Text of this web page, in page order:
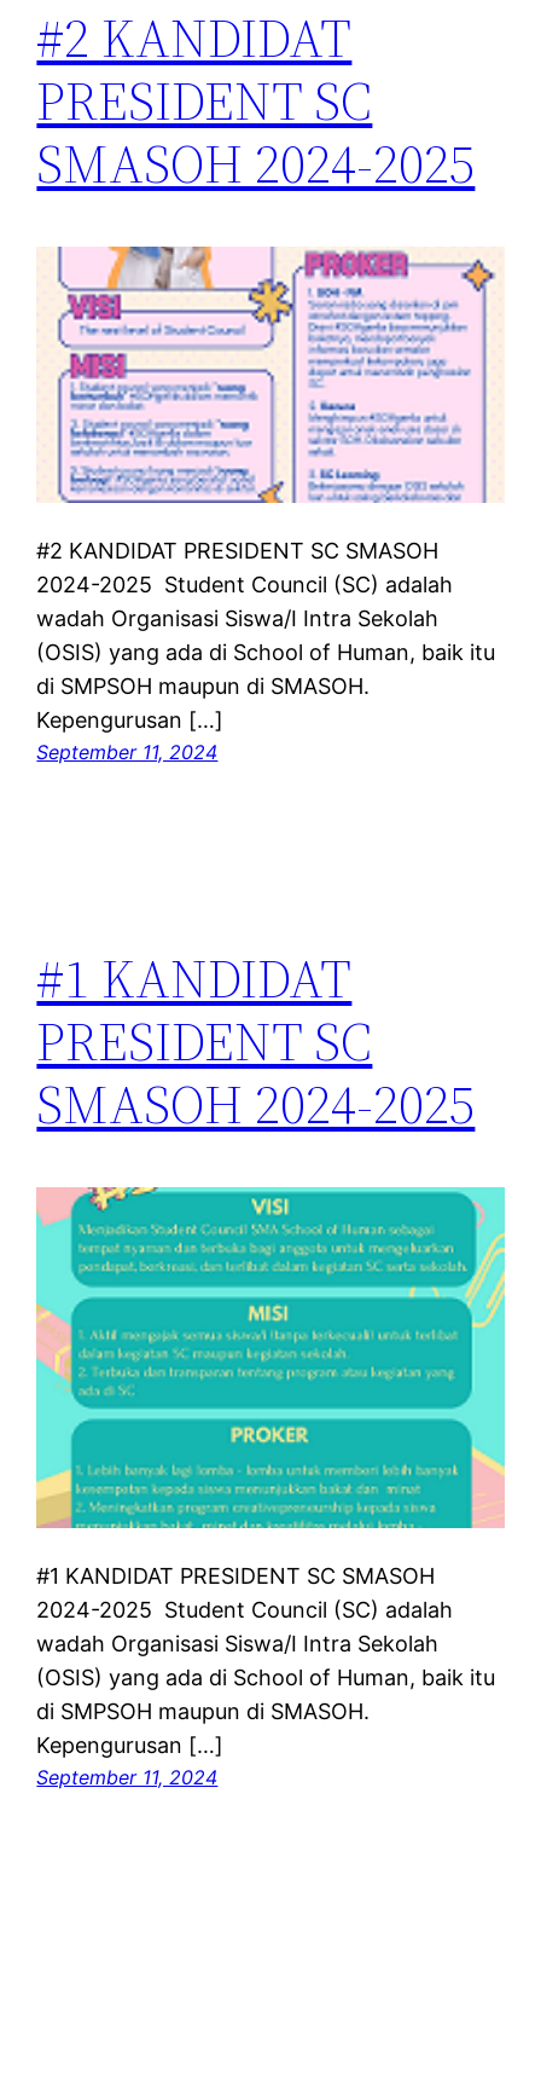
#2 KANDIDAT
PRESIDENT SC
SMASOH 2024-2025
#2 KANDIDAT PRESIDENT SC SMASOH
2024-2025 Student Council (SC) adalah
wadah Organisasi Siswa/I Intra Sekolah
(OSIS) yang ada di School of Human, baik itu
di SMPSOH maupun di SMASOH.
Kepengurusan […]
September 11, 2024
#1 KANDIDAT
PRESIDENT SC
SMASOH 2024-2025
#1 KANDIDAT PRESIDENT SC SMASOH
2024-2025 Student Council (SC) adalah
wadah Organisasi Siswa/I Intra Sekolah
(OSIS) yang ada di School of Human, baik itu
di SMPSOH maupun di SMASOH.
Kepengurusan […]
September 11, 2024